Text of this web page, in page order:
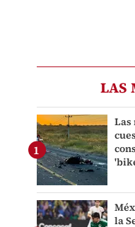
LAS
Las
la